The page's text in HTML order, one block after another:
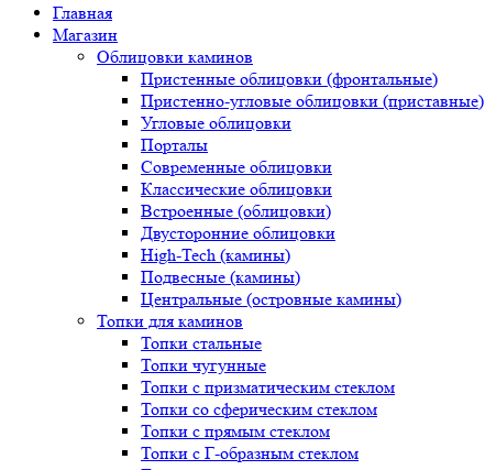
Главная
Магазин
Облицовки каминов
Пристенные облицовки (фронтальные)
Пристенно-угловые облицовки (приставные)
Угловые облицовки
Порталы
Современные облицовки
Классические облицовки
Встроенные (облицовки)
Двусторонние облицовки
High-Tech (камины)
Подвесные (камины)
Центральные (островные камины)
Топки для каминов
Топки стальные
Топки чугунные
Топки с призматическим стеклом
Топки со сферическим стеклом
Топки с прямым стеклом
Топки с Г-образным стеклом